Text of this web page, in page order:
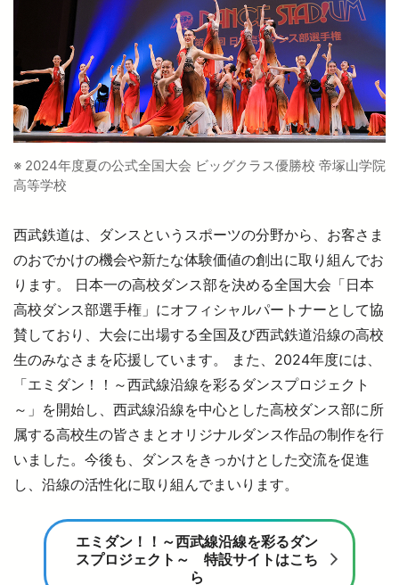
※ 2024年度夏の公式全国大会 ビッグクラス優勝校 帝塚山学院
高等学校
西武鉄道は、ダンスというスポーツの分野から、お客さま
のおでかけの機会や新たな体験価値の創出に取り組んでお
ります。 日本一の高校ダンス部を決める全国大会「日本
高校ダンス部選手権」にオフィシャルパートナーとして協
賛しており、大会に出場する全国及び西武鉄道沿線の高校
生のみなさまを応援しています。 また、2024年度には、
「エミダン！！～西武線沿線を彩るダンスプロジェクト
～」を開始し、西武線沿線を中心とした高校ダンス部に所
属する高校生の皆さまとオリジナルダンス作品の制作を行
いました。今後も、ダンスをきっかけとした交流を促進
し、沿線の活性化に取り組んでまいります。
エミダン！！～西武線沿線を彩るダン
スプロジェクト～ 特設サイトはこち
ら